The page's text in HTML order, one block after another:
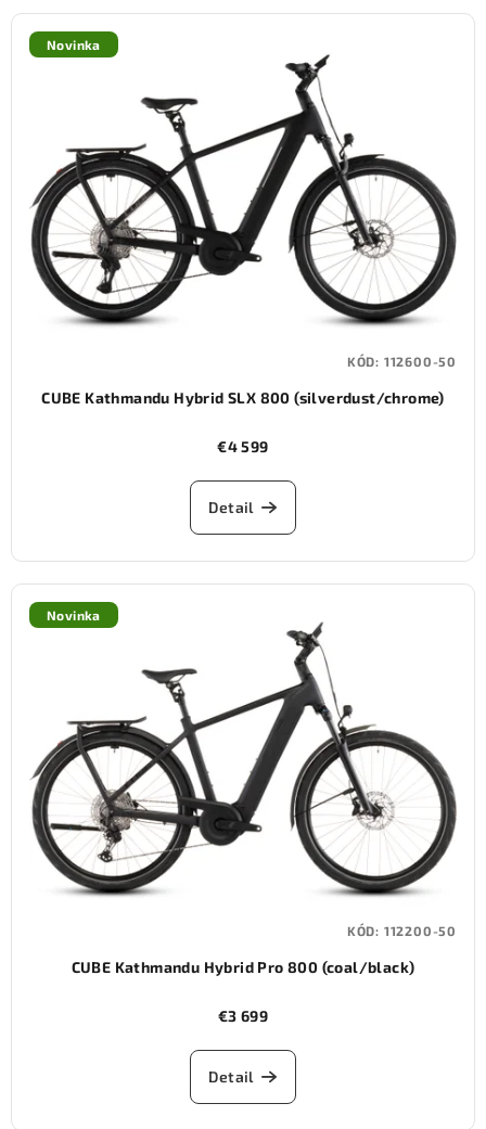
Novinka
CUBE Kathmandu Hybrid SLX 800 (silverdust/chrome)
€4 599
Detail
KÓD: 112600-50
Novinka
CUBE Kathmandu Hybrid Pro 800 (coal/black)
€3 699
Detail
KÓD: 112200-50